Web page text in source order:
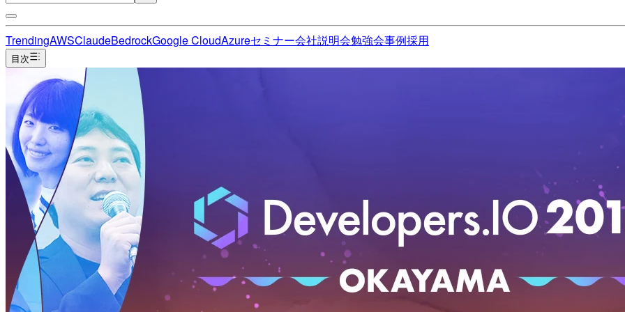
TrendingAWSClaudeBedrockGoogle CloudAzureセミナー会社説明会勉強会事例採用
目次